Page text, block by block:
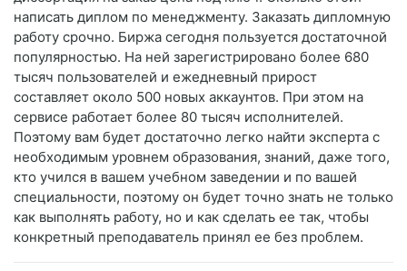
написать диплом по менеджменту. Заказать дипломную
работу срочно. Биржа сегодня пользуется достаточной
популярностью. На ней зарегистрировано более 680
тысяч пользователей и ежедневный прирост
составляет около 500 новых аккаунтов. При этом на
сервисе работает более 80 тысяч исполнителей.
Поэтому вам будет достаточно легко найти эксперта с
необходимым уровнем образования, знаний, даже того,
кто учился в вашем учебном заведении и по вашей
специальности, поэтому он будет точно знать не только
как выполнять работу, но и как сделать ее так, чтобы
конкретный преподаватель принял ее без проблем.